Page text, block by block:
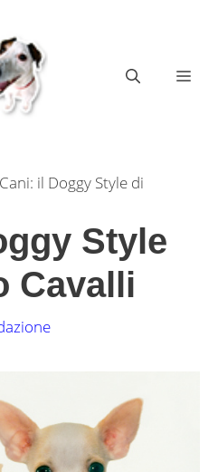
Cani: il Doggy Style di
Style
Cavalli